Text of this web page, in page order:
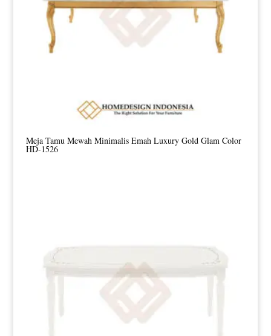
Meja Tamu Mewah Minimalis Emah Luxury Gold Glam Color
HD-1526